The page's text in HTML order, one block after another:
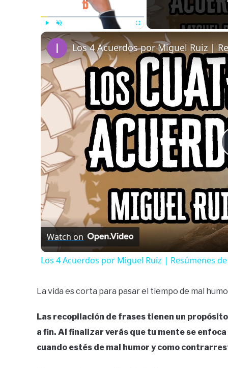
Unmute
Los 4 Acuerdos por Miguel Ruiz |
Watch on
Los 4 Acuerdos por Miguel Ruiz | Resúmenes
La vida es corta para pasar el tiempo de mal
Las recopilación de frases tienen un
a fin. Al finalizar verás que tu mente se
cuando estés de mal humor y como